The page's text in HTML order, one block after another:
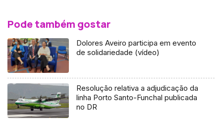
Pode também gostar
Dolores Aveiro participa em evento
de solidariedade (vídeo)
Resolução relativa a adjudicação da
linha Porto Santo-Funchal publicada
no DR